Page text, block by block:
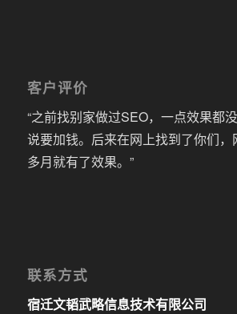
客户评价
“之前找别家做过SEO，一点效果都
说要加钱。后来在网上找到了你们
多月就有了效果。”
联系方式
宿迁文韬武略信息技术有限公司